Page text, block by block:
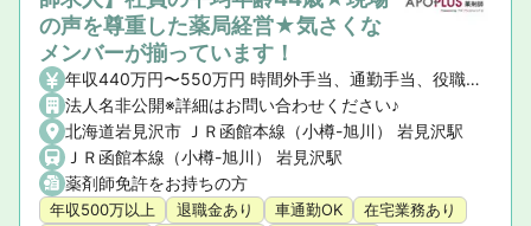
の声を尊重した薬局経営★気さくな
メンバーが揃っています！
年収440万円〜550万円 時間外手当、通勤手当、役職手当、薬剤師手当、地域手当、住宅手当（社宅含）
法人名非公開※詳細はお問い合わせください♪
北海道岩見沢市 ＪＲ函館本線（小樽-旭川） 岩見沢駅
ＪＲ函館本線（小樽-旭川） 岩見沢駅
薬剤師免許をお持ちの方
年収500万以上 退職金あり 車通勤OK
在宅業務あり